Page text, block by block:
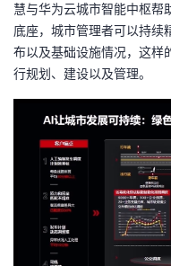
慧与华为云城市智能中枢帮
底座，城市管理者可以持续
布以及基础设施情况，这样
行规划、建设以及管理。